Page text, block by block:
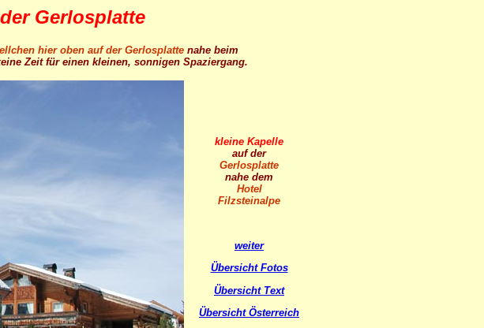
Gerlosplatte
hier oben auf der Gerlosplatte nahe beim
Zeit für einen kleinen, sonnigen Spaziergang.
kleine Kapelle
auf der
Gerlosplatte
nahe dem
Hotel
Filzsteinalpe
weiter
Übersicht Fotos
Übersicht Text
Übersicht Österreich